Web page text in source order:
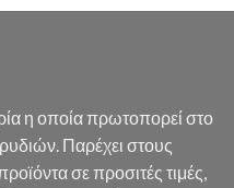
η οποία πρωτοπορεί στο
Παρέχει στους
σε προσιτές τιμές,